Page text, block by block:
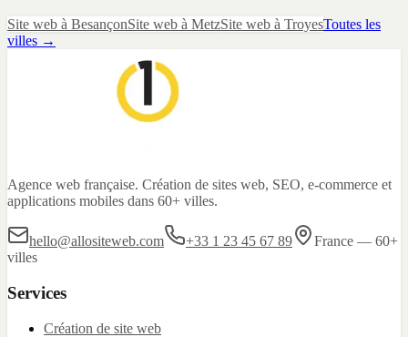
Site web à BesançonSite web à MetzSite web à TroyesToutes les
villes →
Agence web française. Création de sites web, SEO, e-commerce et
applications mobiles dans 60+ villes.
hello@allositeweb.com +33 1 23 45 67 89
France — 60+
villes
Services
Création de site web